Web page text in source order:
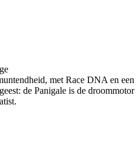
met Race DNA en een
de Panigale is de droommotor